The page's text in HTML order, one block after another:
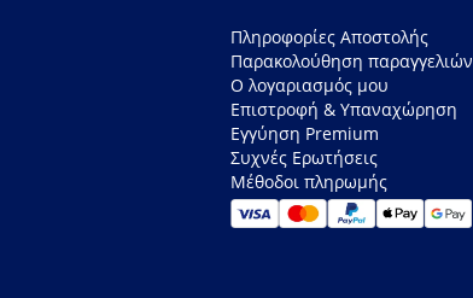
Πληροφορίες Αποστολής
Παρακολούθηση παραγγελιών
Ο λογαριασμός μου
Επιστροφή & Υπαναχώρηση
Εγγύηση Premium
Συχνές Ερωτήσεις
Μέθοδοι πληρωμής